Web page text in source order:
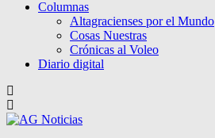
Columnas
Altagracienses por el Mundo
Cosas Nuestras
Crónicas al Voleo
Diario digital